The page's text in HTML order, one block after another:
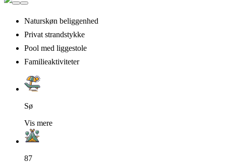
Naturskøn beliggenhed
Privat strandstykke
Pool med liggestole
Familieaktiviteter
Sø
Vis mere
87